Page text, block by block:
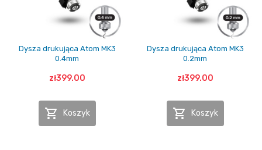
Dysza drukująca Atom MK3
0.4mm
zł399.00
 Koszyk
Dysza drukująca Atom MK3
0.2mm
zł399.00
 Koszyk